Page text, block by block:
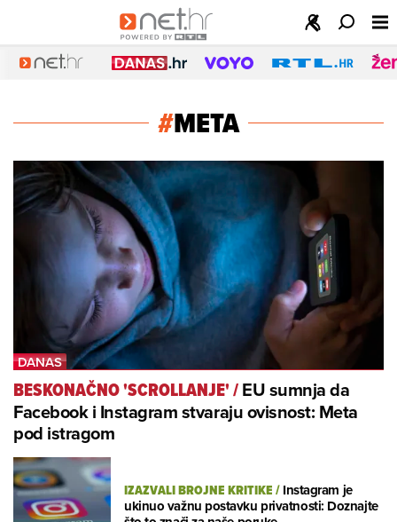
#META
BESKONAČNO 'SCROLLANJE'/EU sumnja da
Facebook i Instagram stvaraju ovisnost: Meta
pod istragom
IZAZVALI BROJNE KRITIKE/Instagram je
ukinuo važnu postavku privatnosti: Doznajte